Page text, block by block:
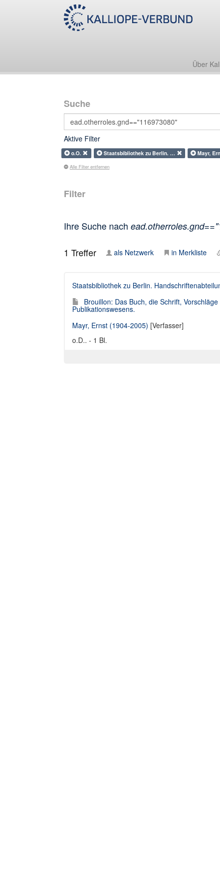
Über
Suche
Aktive Filter
o.O. Staatsbibliothek zu Berlin. … Mayr,
Alle Filter entfernen
Filter
Ihre Suche nach
1 Treffer als Netzwerk in Merkliste
Staatsbibliothek zu Berlin.
Brouillon: Das Buch, die Schrift,
Publikationswesens.
Mayr, Ernst (1904-2005) [Verfasser]
o.D.. - 1 Bl.